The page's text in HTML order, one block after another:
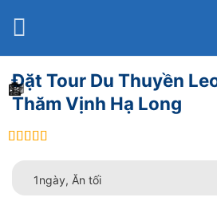
Đặt Tour Du Thuyền
Thăm Vịnh Hạ Long
1ngày, Ăn tối